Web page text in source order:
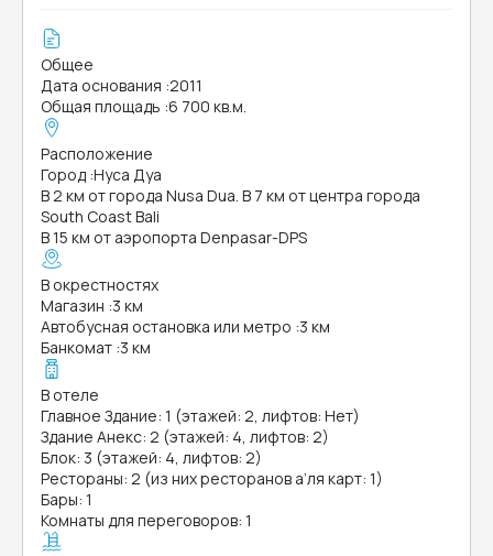
Общее
Дата основания :2011
Общая площадь :6 700 кв.м.
Расположение
Город :Нуса Дуа
В 2 км от города Nusa Dua. В 7 км от центра города
South Coast Bali
В 15 км от аэропорта Denpasar-DPS
В окрестностях
Магазин :3 км
Автобусная остановка или метро :3 км
Банкомат :3 км
В отеле
Главное Здание: 1 (этажей: 2, лифтов: Нет)
Здание Анекс: 2 (этажей: 4, лифтов: 2)
Блок: 3 (этажей: 4, лифтов: 2)
Рестораны: 2 (из них ресторанов а’ля карт: 1)
Бары: 1
Комнаты для переговоров: 1